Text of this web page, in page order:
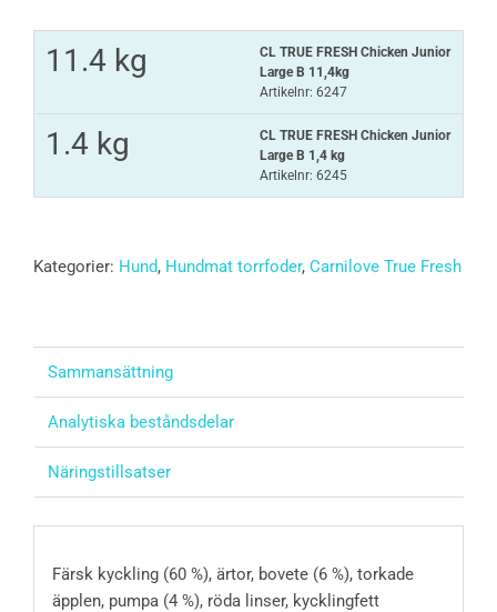
11.4 kg
CL TRUE FRESH Chicken Junior
Large B 11,4kg
Artikelnr: 6247
1.4 kg
CL TRUE FRESH Chicken Junior
Large B 1,4 kg
Artikelnr: 6245
Kategorier: Hund, Hundmat torrfoder, Carnilove True Fresh
Sammansättning
Analytiska beståndsdelar
Näringstillsatser
Färsk kyckling (60 %), ärtor, bovete (6 %), torkade
äpplen, pumpa (4 %), röda linser, kycklingfett